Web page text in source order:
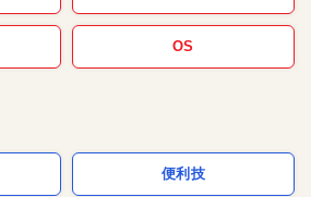
OS
便利技